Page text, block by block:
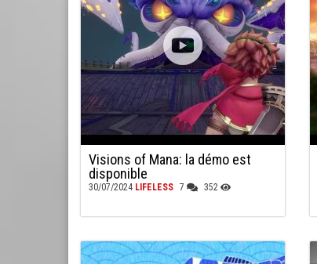
Visions of Mana: la démo est
disponible
30/07/2024 LIFELESS 7 352